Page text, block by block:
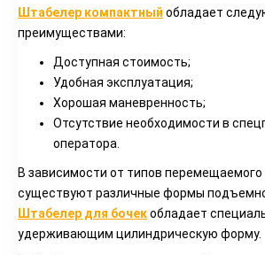
Штабелер компактный обладает
преимуществами:
Доступная стоимость;
Удобная эксплуатация;
Хорошая маневренность;
Отсутствие необходимости в
оператора.
В зависимости от типов перемещаемого
существуют различные формы
Штабелер для бочекобладает
удерживающим цилиндрическую форму.